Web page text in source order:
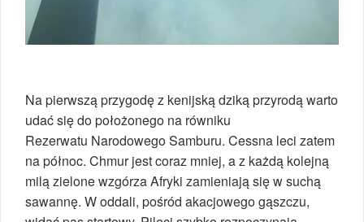
Na pierwszą przygodę z kenijską dziką przyrodą warto
udać się do położonego na równiku
Rezerwatu Narodowego Samburu. Cessna leci zatem
na północ. Chmur jest coraz mniej, a z każdą kolejną
milą zielone wzgórza Afryki zamieniają się w suchą
sawannę. W oddali, pośród akacjowego gąszczu,